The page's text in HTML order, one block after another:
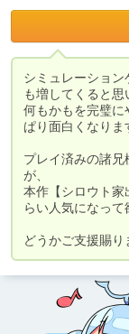
シミュレーショ
も増してくると思
何もかもを完璧に
ぱり面白くなりま
プレイ済みの諸
が、
本作【シロウト家
らい人気になって
どうかご支援賜り